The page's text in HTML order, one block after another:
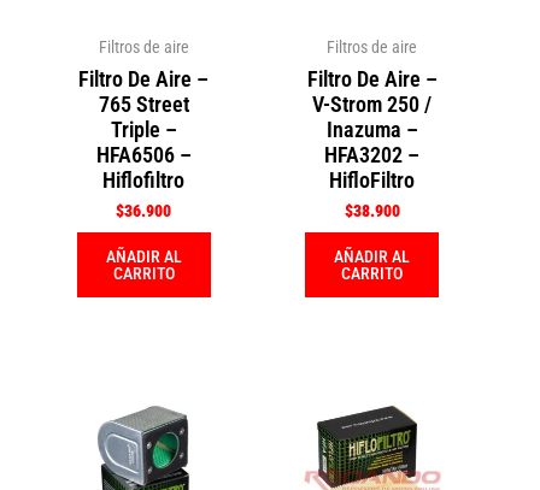
Filtros de aire
Filtro De Aire –
765 Street
Triple –
HFA6506 –
Hiflofiltro
$36.900
AÑADIR AL
CARRITO
Filtros de aire
Filtro De Aire –
V-Strom 250 /
Inazuma –
HFA3202 –
HifloFiltro
$38.900
AÑADIR AL
CARRITO